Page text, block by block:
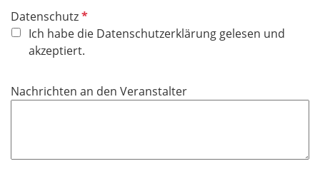
DatenschutzP
f
l
h
Ich habe die Datenschutzerklärung gelesen und
akzeptiert.
Nachrichten an den Veranstalter